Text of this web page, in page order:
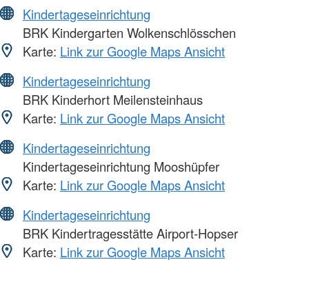
Kindertageseinrichtung
BRK Kindergarten Wolkenschlösschen
Karte: Link zur Google Maps Ansicht
Kindertageseinrichtung
BRK Kinderhort Meilensteinhaus
Karte: Link zur Google Maps Ansicht
Kindertageseinrichtung
Kindertageseinrichtung Mooshüpfer
Karte: Link zur Google Maps Ansicht
Kindertageseinrichtung
BRK Kindertragesstätte Airport-Hopser
Karte: Link zur Google Maps Ansicht